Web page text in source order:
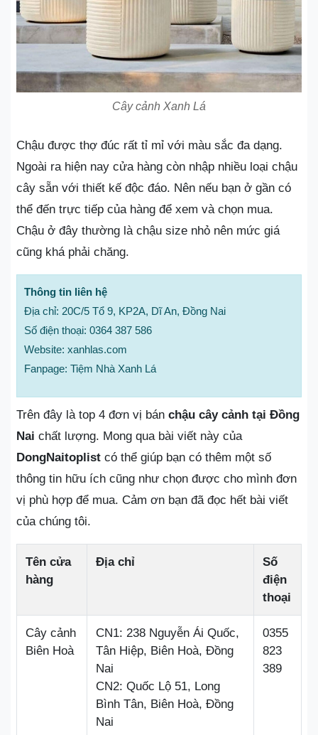
Cây cảnh Xanh Lá
Chậu được thợ đúc rất tỉ mỉ với màu sắc đa dạng.
Ngoài ra hiện nay cửa hàng còn nhập nhiều loại chậu
cây sẵn với thiết kế độc đáo. Nên nếu bạn ở gần có
thể đến trực tiếp của hàng để xem và chọn mua.
Chậu ở đây thường là chậu size nhỏ nên mức giá
cũng khá phải chăng.
Thông tin liên hệ
Địa chỉ: 20C/5 Tổ 9, KP2A, Dĩ An, Đồng Nai
Số điện thoại: 0364 387 586
Website: xanhlas.com
Fanpage: Tiệm Nhà Xanh Lá
Trên đây là top 4 đơn vị bán chậu cây cảnh tại Đồng
Nai chất lượng. Mong qua bài viết này của
DongNaitoplist có thể giúp bạn có thêm một số
thông tin hữu ích cũng như chọn được cho mình đơn
vị phù hợp để mua. Cảm ơn bạn đã đọc hết bài viết
của chúng tôi.
Tên cửa
hàng
Địa chỉ
Số
điện
thoại
Cây cảnh
Biên Hoà
CN1: 238 Nguyễn Ái Quốc,
Tân Hiệp, Biên Hoà, Đồng
Nai
CN2: Quốc Lộ 51, Long
Bình Tân, Biên Hoà, Đồng
Nai
0355
823
389